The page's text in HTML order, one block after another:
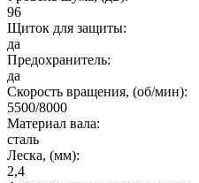
96
Щиток для защиты:
да
Предохранитель:
да
Cкорость вращения, (об/мин):
5500/8000
Материал вала:
сталь
Леска, (мм):
2,4